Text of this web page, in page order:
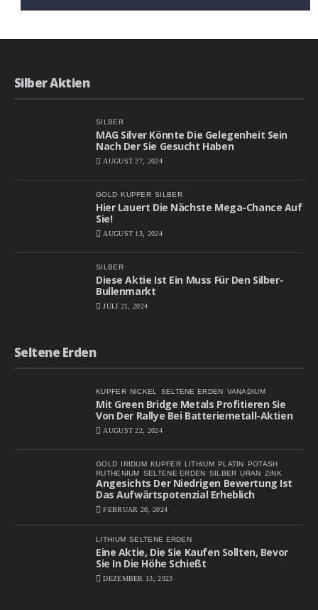
Silber Aktien
SILBER
MAG Silver Könnte Die Gelegenheit Sein
Nach Der Sie Gesucht Haben
AUGUST 27, 2024
GOLD KUPFER SILBER
Hier Lauert Die Nächste Mega-Chance Auf
Sie!
AUGUST 13, 2024
SILBER
Diese Aktie Ist Ein Muss Für Den Silber-
Bullenmarkt
JULI 21, 2024
Seltene Erden
KUPFER NICKEL SELTENE ERDEN VANADIUM
Mit Green Bridge Metals Profitieren Sie
Von Der Rallye Bei Batteriemetall-Aktien
AUGUST 22, 2024
GOLD IRIDUM KUPFER LITHIUM PLATIN
POTASH
RUTHENIUM
SELTENE ERDEN SILBER URAN ZINK
Angesichts Der Niedrigen Bewertung Ist
Das Aufwärtspotenzial Erheblich
FEBRUAR 20, 2024
LITHIUM SELTENE ERDEN
Eine Aktie, Die Sie Kaufen Sollten, Bevor
Sie In Die Höhe Schießt
DEZEMBER 13, 2023